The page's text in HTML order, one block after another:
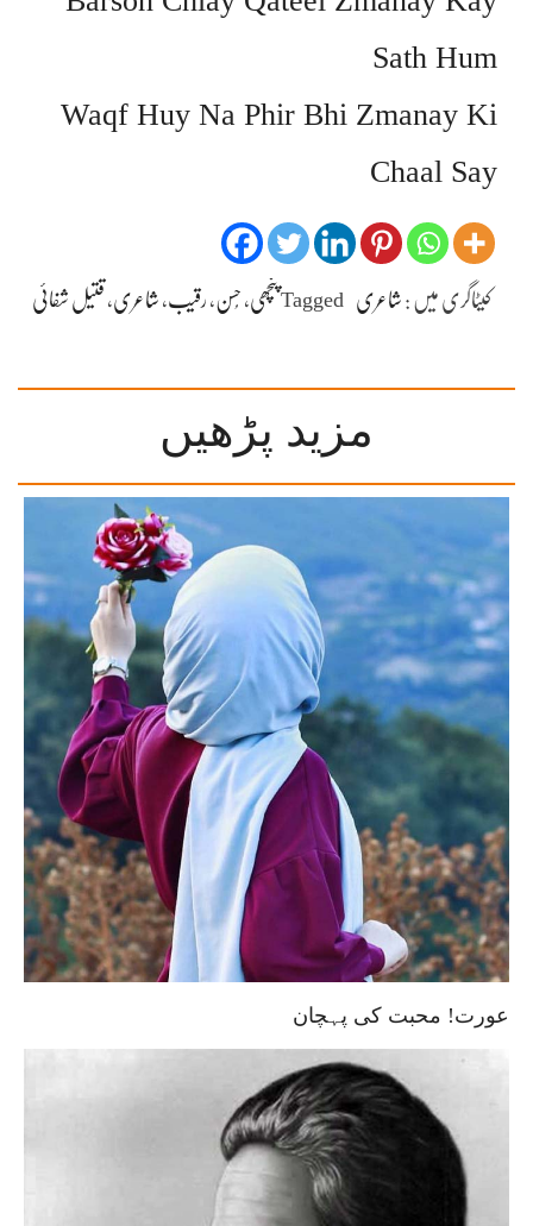
Sath Hum
Waqf Huy Na Phir Bhi Zmanay Ki
Chaal Say
کیٹاگری میں : شاعری Tagged پنچھی، حُسن، رقیب، شاعری، قتیل شفائی
مزید پڑھیں
عورت! محبت کی پہچان